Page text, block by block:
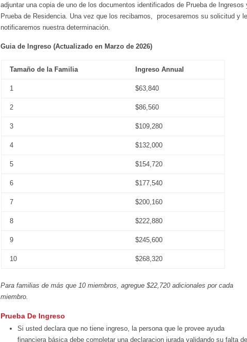
adjuntar una copia de uno de los documentos identificados de Prueba de Ingresos
Prueba de Residencia. Una vez que los recibamos, procesaremos su solicitud y le
notificaremos nuestra determinación.
Guia de Ingreso (Actualizado en Marzo de 2026)
Tamaño de la Familia Ingreso Annual
1 $63,840
2 $86,560
3 $109,280
4 $132,000
5 $154,720
6 $177,540
7 $200,160
8 $222,880
9 $245,600
10 $268,320
Para familias de más que 10 miembros, agregue $22,720 adicionales por cada
miembro.
Prueba De Ingreso
Si usted declara que no tiene ingreso, la persona que le provee ayuda
financiera básica debe completar una declaracion jurada validando su falta de